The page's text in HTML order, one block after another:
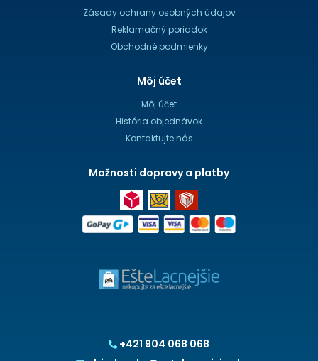
+421 904 068 068
Zásady ochrany osobných údajov
Reklamačný poriadok
Obchodné podmienky
Môj účet
Môj účet
História objednávok
Kontaktujte nás
Možnosti dopravy a platby